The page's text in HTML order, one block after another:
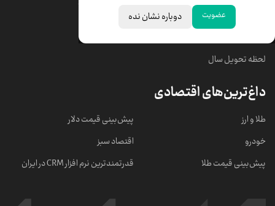
عضویت دوباره نشان نده
خبرهای مهم
لحظه تحویل سال
داغ‌ترین‌های اقتصادی
طلا و ارز
خودرو
پیش‌بینی قیمت طلا
پیش‌بینی قیمت دلار
اقتصاد سبز
قدرتمندترین نرم‌ افزار CRM در ایران